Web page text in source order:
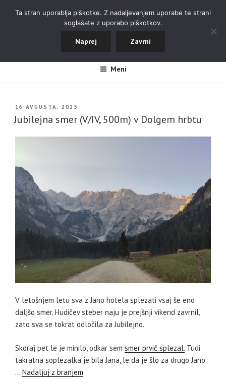
ALPINISTIČNI ODSEK NOVA
Meni
OBJAVLJENO
DNE
16 AVGUSTA, 2025
Jubilejna smer (V/IV, 500m) v Dolgem hrbtu
V letošnjem letu sva z Jano hotela splezati vsaj še eno
daljšo smer. Hudičev steber naju je prejšnji vikend zavrnil,
zato sva se tokrat odločila za Jubilejno.
Skoraj pet le je minilo, odkar sem smer prvič splezal. Tudi
takratna soplezalka je bila Jana, le da je šlo za drugo Jano.
… Nadaljuj z branjem
Ta stran uporablja piškotke. Z nadaljevanjem uporabe te strani
soglašate z uporabo piškotkov.
Naprej Zavrni